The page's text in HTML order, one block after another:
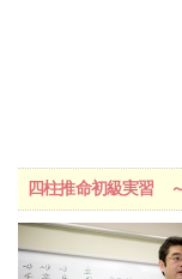
四柱推命初級実習